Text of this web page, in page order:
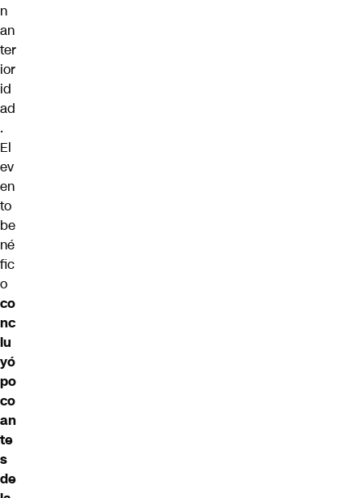
n
an
ter
ior
id
ad
.
El
ev
en
to
be
né
fic
o
co
nc
lu
yó
po
co
an
te
s
de